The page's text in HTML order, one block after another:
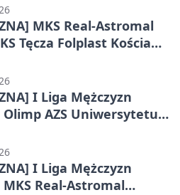
MKS Real-Astromal
Tęcza Folplast Kościan
zostają w Lesznie
I Liga Mężczyzn
Olimp AZS Uniwersytetu
27:29 w 23. kolejce
I Liga Mężczyzn
MKS Real-Astromal